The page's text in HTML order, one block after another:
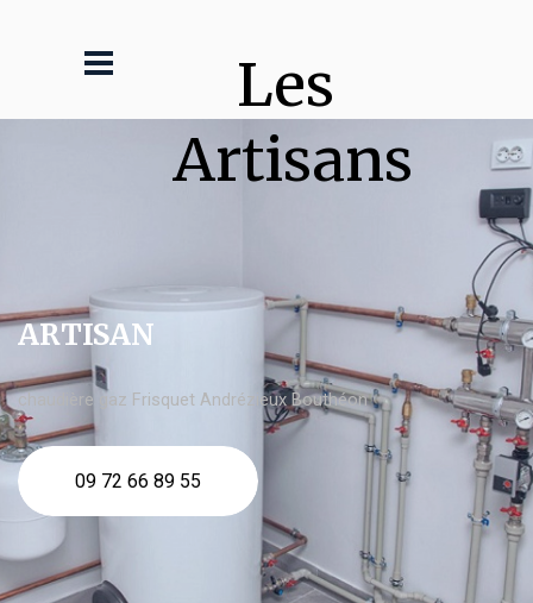
Les
Artisans
ARTISAN
chaudière gaz Frisquet Andrézieux Bouthéon
09 72 66 89 55